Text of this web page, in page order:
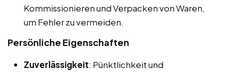
Kommissionieren und Verpacken von Waren,
um Fehler zu vermeiden.
Persönliche Eigenschaften
Zuverlässigkeit: Pünktlichkeit und